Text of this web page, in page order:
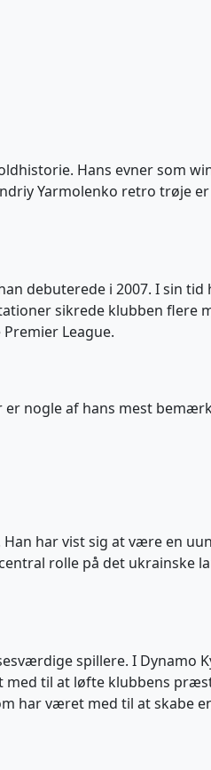
Hans evner som
Yarmolenko retro trøje
debuterede i 2007. I sin
sikrede klubben flere
League.
nogle af hans mest
har vist sig at være en
rolle på det ukrainske
spillere. I Dynamo
med til at løfte klubbens
har været med til at skabe